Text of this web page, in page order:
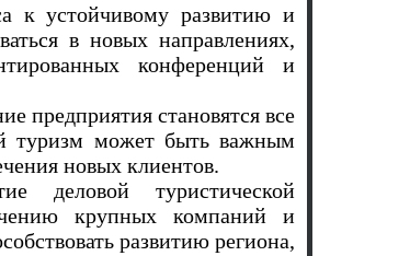
к устойчивому развитию и
в новых направлениях,
конференций и
предприятия становятся все
туризм может быть важным
новых клиентов.
деловой туристической
крупных компаний и
развитию региона,